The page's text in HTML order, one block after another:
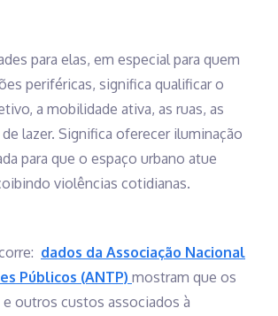
para elas, em especial para quem
periféricas, significa qualificar o
a mobilidade ativa, as ruas, as
lazer. Significa oferecer iluminação
para que o espaço urbano atue
violências cotidianas.
dados da Associação Nacional
Públicos (ANTP) mostram que os
outros custos associados à